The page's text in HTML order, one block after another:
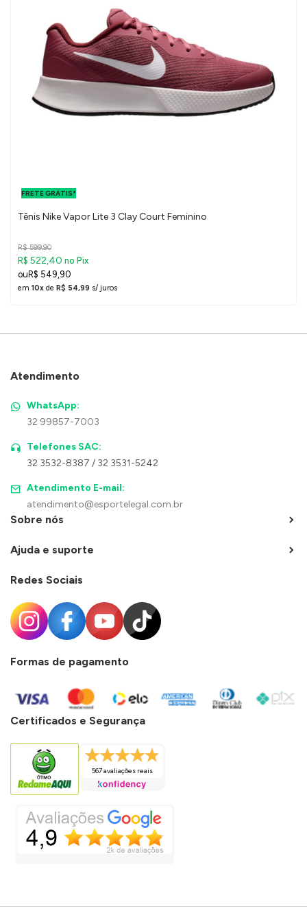
FRETE GRÁTIS*
Tênis Nike Vapor Lite 3 Clay Court Feminino
R$ 599,90
R$ 522,40 no Pix
R$ 549,90
em 10x de R$ 54,99 s/ juros
Atendimento
WhatsApp:
32 99857-7003
Telefones SAC:
32 3532-8387 / 32 3531-5242
Atendimento E-mail:
atendimento@esportelegal.com.br
Sobre nós
Ajuda e suporte
Redes Sociais
Formas de pagamento
Certificados e Segurança
567 avaliações reais